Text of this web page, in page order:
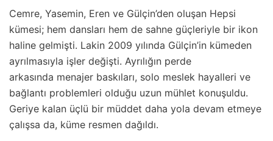
Cemre, Yasemin, Eren ve Gülçin’den oluşan Hepsi
kümesi; hem dansları hem de sahne güçleriyle bir ikon
haline gelmişti. Lakin 2009 yılında Gülçin’in kümeden
ayrılmasıyla işler değişti. Ayrılığın perde
arkasında menajer baskıları, solo meslek hayalleri ve
bağlantı problemleri olduğu uzun mühlet konuşuldu.
Geriye kalan üçlü bir müddet daha yola devam etmeye
çalışsa da, küme resmen dağıldı.